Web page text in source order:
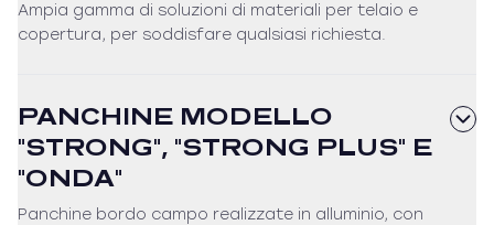
Ampia gamma di soluzioni di materiali per telaio e
copertura, per soddisfare qualsiasi richiesta.
PANCHINE MODELLO
"STRONG", "STRONG PLUS" E
"ONDA"
Panchine bordo campo realizzate in alluminio, con